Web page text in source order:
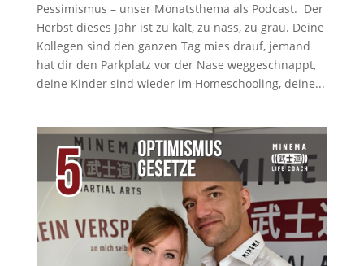
Pessimismus – unser Monatsthema als Podcast. Der
Herbst dieses Jahr ist zu kalt, zu nass, zu grau. Deine
Kollegen sind den ganzen Tag mies drauf, jemand
hat dir den Parkplatz vor der Nase weggeschnappt,
deine Kinder sind wieder im Homeschooling, deine...